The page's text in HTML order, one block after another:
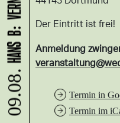
Der Eintritt ist frei!
Anmeldung
Termin in
Termin im
09.08.